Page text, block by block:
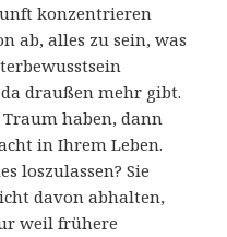
konzentrieren
ab, alles zu sein, was
draußen mehr gibt.
haben, dann
in Ihrem Leben.
loszulassen? Sie
davon abhalten,
weil frühere